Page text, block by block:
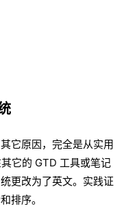
它原因，完全是从实用
它的 GTD 工具或笔记
更改为了英文。实践证
排序。